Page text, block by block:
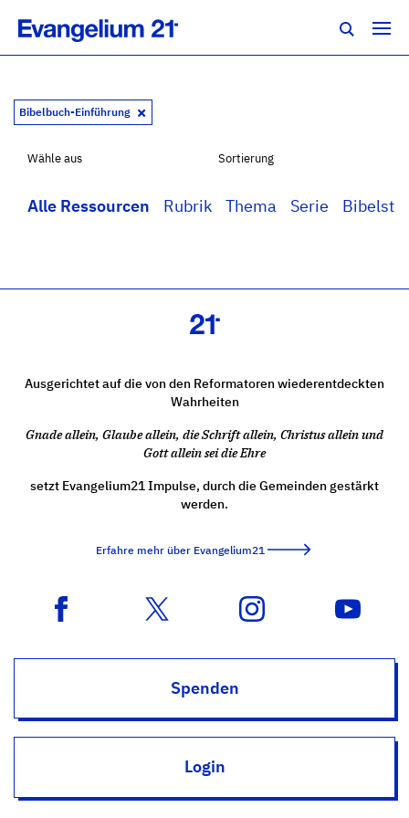
Bibelbuch-Einführung
Wähle aus
Alle Ressourcen Rubrik Thema Serie
Sortierung
Ausgerichtet auf die von den Reformatoren wiederentdeckten
Wahrheiten
Gnade allein, Glaube allein, die Schrift allein, Christus allein und
Gott allein sei die Ehre
setzt Evangelium21 Impulse, durch die Gemeinden gestärkt
werden.
Erfahre mehr über Evangelium21
Spenden
Login